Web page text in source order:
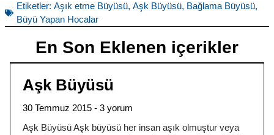
Etiketler: Aşık etme Büyüsü, Aşk Büyüsü, Bağlama Büyüsü,
Büyü Yapan Hocalar
En Son Eklenen içerikler
Aşk Büyüsü
30 Temmuz 2015
3 yorum
Aşk Büyüsü Aşk büyüsü her insan aşık olmuştur veya